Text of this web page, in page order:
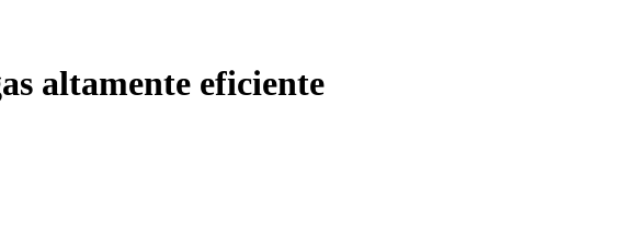
altamente eficiente